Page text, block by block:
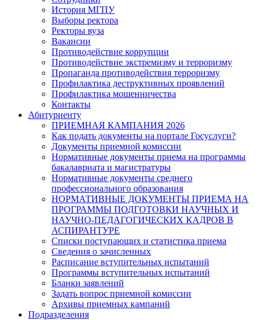
История МГПУ
Выборы ректора
Ректоры вуза
Вакансии
Противодействие коррупции
Противодействие экстремизму и терроризму
Пропаганда противодействия терроризму
Профилактика деструктивных проявлений
Профилактика мошенничества
Контакты
Абитуриенту
ПРИЕМНАЯ КАМПАНИЯ 2026
Как подать документы на портале Госуслуги?
Документы приемной комиссии
Нормативные документы приема на программы
бакалавриата и магистратуры
Нормативные документы среднего
профессионального образования
НОРМАТИВНЫЕ ДОКУМЕНТЫ ПРИЕМА НА
ПРОГРАММЫ ПОДГОТОВКИ НАУЧНЫХ И
НАУЧНО-ПЕДАГОГИЧЕСКИХ КАДРОВ В
АСПИРАНТУРЕ
Списки поступающих и статистика приема
Сведения о зачисленных
Расписание вступительных испытаний
Программы вступительных испытаний
Бланки заявлений
Задать вопрос приемной комиссии
Архивы приемных кампаний
Подразделения